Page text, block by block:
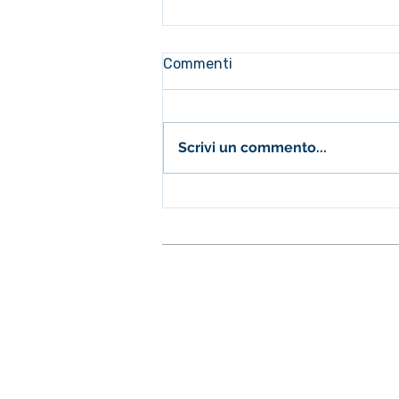
won it again!
Commenti
Scrivi un commento...